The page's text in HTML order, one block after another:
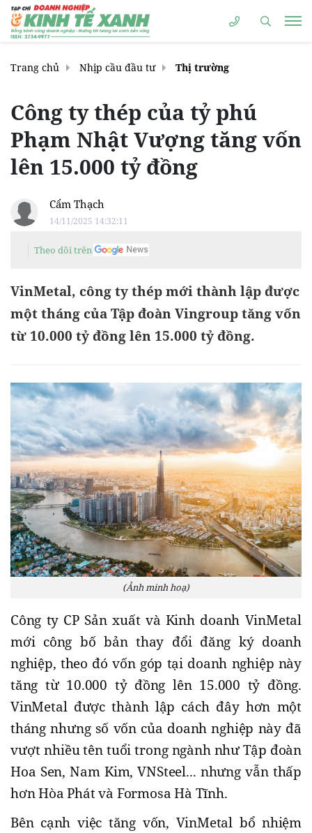
Trang chủ Nhịp cầu đầu tư Thị trường
Công ty thép của tỷ phú
Phạm Nhật Vượng tăng vốn
lên 15.000 tỷ đồng
Cẩm Thạch
14/11/2025 14:32:11
Theo dõi trên
VinMetal, công ty thép mới thành lập được
một tháng của Tập đoàn Vingroup tăng vốn
từ 10.000 tỷ đồng lên 15.000 tỷ đồng.
(Ảnh minh hoạ)
Công ty CP Sản xuất và Kinh doanh VinMetal
mới công bố bản thay đổi đăng ký doanh
nghiệp, theo đó vốn góp tại doanh nghiệp này
tăng từ 10.000 tỷ đồng lên 15.000 tỷ đồng.
VinMetal được thành lập cách đây hơn một
tháng nhưng số vốn của doanh nghiệp này đã
vượt nhiều tên tuổi trong ngành như Tập đoàn
Hoa Sen, Nam Kim, VNSteel... nhưng vẫn thấp
hơn Hòa Phát và Formosa Hà Tĩnh.
Bên cạnh việc tăng vốn, VinMetal bổ nhiệm